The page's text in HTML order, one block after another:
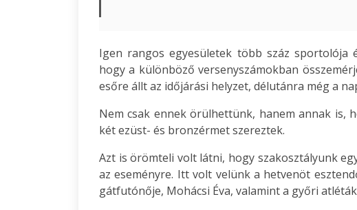
Igen rangos egyesületek több száz sportolója
hogy a különböző versenyszámokban
esőre állt az időjárási helyzet, délutánra még a
Nem csak ennek örülhettünk, hanem annak is,
két ezüst- és bronzérmet szereztek.
Azt is örömteli volt látni, hogy szakosztályunk
az eseményre. Itt volt velünk a hetvenöt
gátfutónője, Mohácsi Éva, valamint a győri